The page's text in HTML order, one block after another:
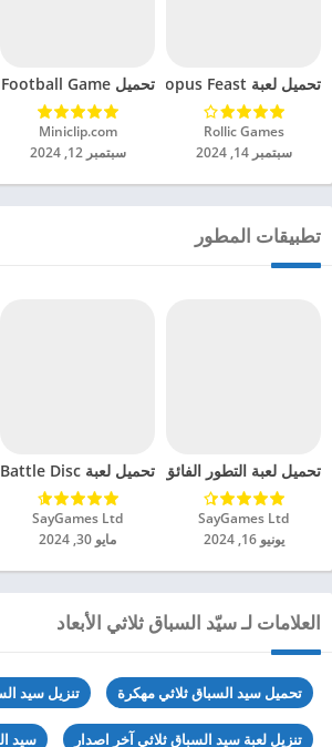
تحميل لعبة Octopus Feast مهكرة للاندرويد 2024
Rollic Games‏
سبتمبر 14, 2024
تحميل Soccer Hero PvP Football Game مهكرة للاندرويد 2024
Miniclip.com‏
سبتمبر 12, 2024
تطبيقات المطور
تحميل لعبة التطور الفائق مهكرة للاندرويد 2024
SayGames Ltd‏
يونيو 16, 2024
تحميل لعبة Battle Disc مهكرة للاندرويد 2024
SayGames Ltd‏
مايو 30, 2024
العلامات لـ سيّد السباق ثلاثي الأبعاد
تحميل سيد السباق ثلاثي مهكرة تنزيل سيد
تنزيل لعبة سيد السباق ثلاثي آخر اصدار سيد